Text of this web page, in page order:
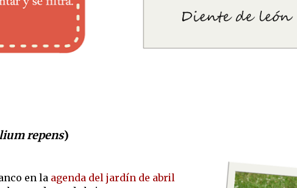
repens)
en la agenda del jardín de abril